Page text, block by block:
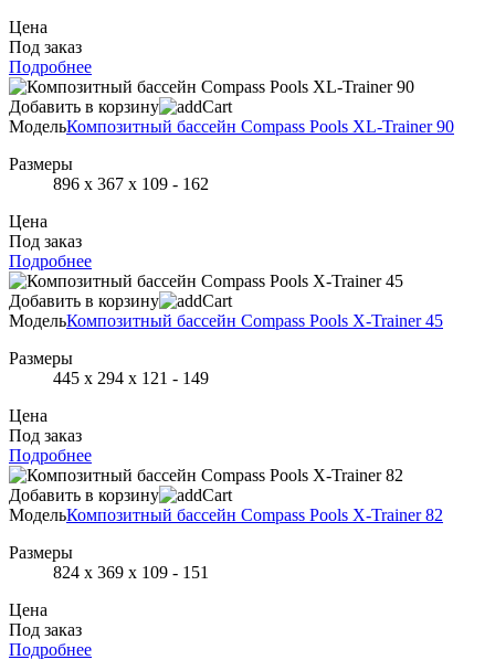
Цена
Под заказ
Подробнее
Добавить в корзину
МодельКомпозитный бассейн Compass Pools XL-Trainer 90
Размеры
896 х 367 х 109 - 162
Цена
Под заказ
Подробнее
Добавить в корзину
МодельКомпозитный бассейн Compass Pools X-Trainer 45
Размеры
445 х 294 х 121 - 149
Цена
Под заказ
Подробнее
Добавить в корзину
МодельКомпозитный бассейн Compass Pools X-Trainer 82
Размеры
824 х 369 х 109 - 151
Цена
Под заказ
Подробнее